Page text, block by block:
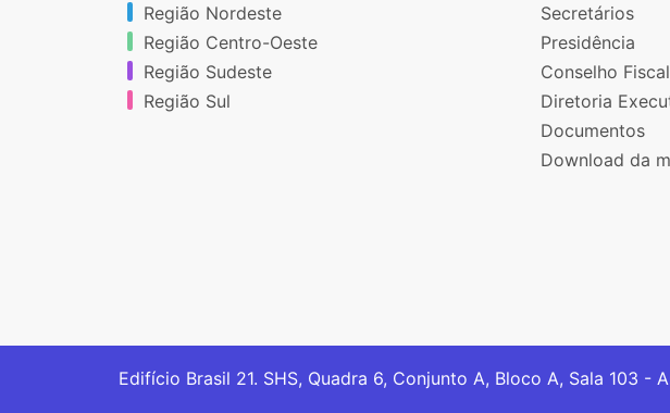
Região Nordeste
Região Centro-Oeste
Região Sudeste
Região Sul
Secretários
Presidência
Conselho Fiscal
Diretoria
Documentos
Download da
Edifício Brasil 21. SHS, Quadra 6, Conjunto A, Bloco A, Sala 103 -